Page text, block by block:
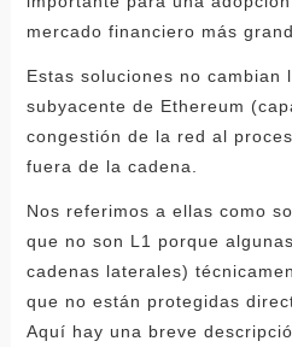
mercado financiero más
Estas soluciones no cambian
subyacente de Ethereum
congestión de la red al
fuera de la cadena.
Nos referimos a ellas como
que no son L1 porque
cadenas laterales)
que no están protegidas
Aquí hay una breve